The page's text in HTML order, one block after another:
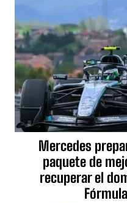
Mercedes
paquete de
recuperar el